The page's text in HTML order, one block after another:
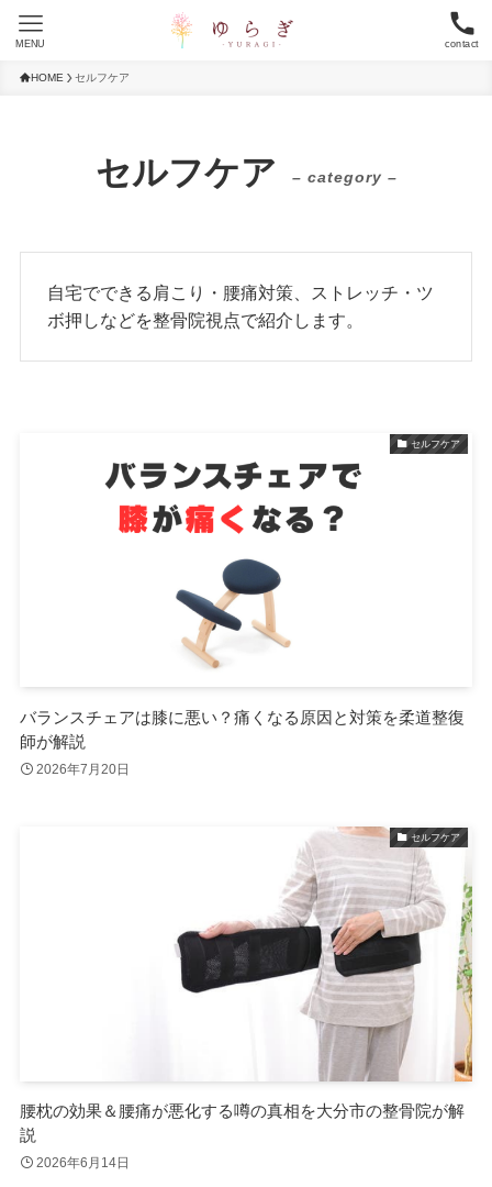
contact
MENU
HOME セルフケア
セルフケア – category –
自宅でできる肩こり・腰痛対策、ストレッチ・ツ
ボ押しなどを整骨院視点で紹介します。
セルフケア
バランスチェアは膝に悪い？痛くなる原因と対策を柔道整復
師が解説
2026年7月20日
セルフケア
腰枕の効果＆腰痛が悪化する噂の真相を大分市の整骨院が解
説
2026年6月14日